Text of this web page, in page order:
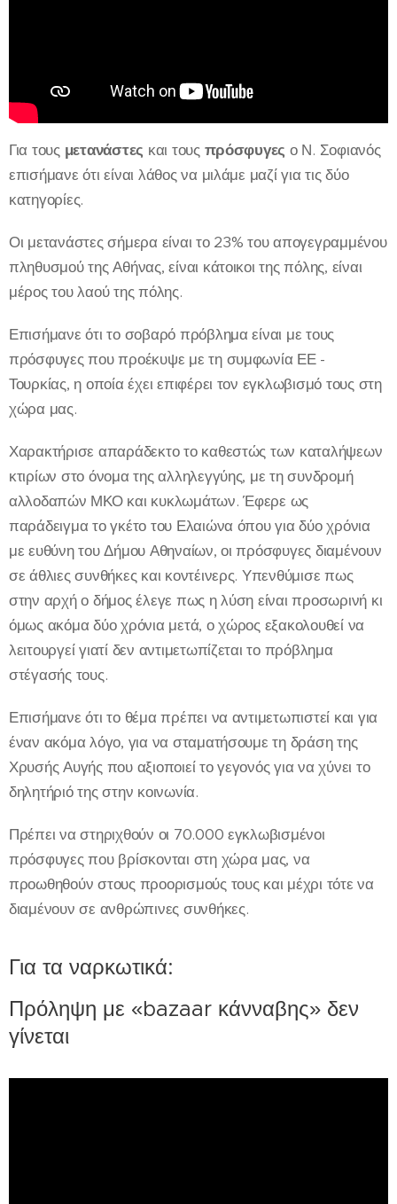
Για τους μετανάστες και τους πρόσφυγες ο Ν. Σοφιανός
επισήμανε ότι είναι λάθος να μιλάμε μαζί για τις δύο
κατηγορίες.
Οι μετανάστες σήμερα είναι το 23% του απογεγραμμένου
πληθυσμού της Αθήνας, είναι κάτοικοι της πόλης, είναι
μέρος του λαού της πόλης.
Επισήμανε ότι το σοβαρό πρόβλημα είναι με τους
πρόσφυγες που προέκυψε με τη συμφωνία ΕΕ -
Τουρκίας, η οποία έχει επιφέρει τον εγκλωβισμό τους στη
χώρα μας.
Χαρακτήρισε απαράδεκτο το καθεστώς των καταλήψεων
κτιρίων στο όνομα της αλληλεγγύης, με τη συνδρομή
αλλοδαπών ΜΚΟ και κυκλωμάτων. Έφερε ως
παράδειγμα το γκέτο του Ελαιώνα όπου για δύο χρόνια
με ευθύνη του Δήμου Αθηναίων, οι πρόσφυγες διαμένουν
σε άθλιες συνθήκες και κοντέινερς. Υπενθύμισε πως
στην αρχή ο δήμος έλεγε πως η λύση είναι προσωρινή κι
όμως ακόμα δύο χρόνια μετά, ο χώρος εξακολουθεί να
λειτουργεί γιατί δεν αντιμετωπίζεται το πρόβλημα
στέγασής τους.
Επισήμανε ότι το θέμα πρέπει να αντιμετωπιστεί και για
έναν ακόμα λόγο, για να σταματήσουμε τη δράση της
Χρυσής Αυγής που αξιοποιεί το γεγονός για να χύνει το
δηλητήριό της στην κοινωνία.
Πρέπει να στηριχθούν οι 70.000 εγκλωβισμένοι
πρόσφυγες που βρίσκονται στη χώρα μας, να
προωθηθούν στους προορισμούς τους και μέχρι τότε να
διαμένουν σε ανθρώπινες συνθήκες.
Για τα ναρκωτικά:
Πρόληψη με «bazaar κάνναβης» δεν
γίνεται